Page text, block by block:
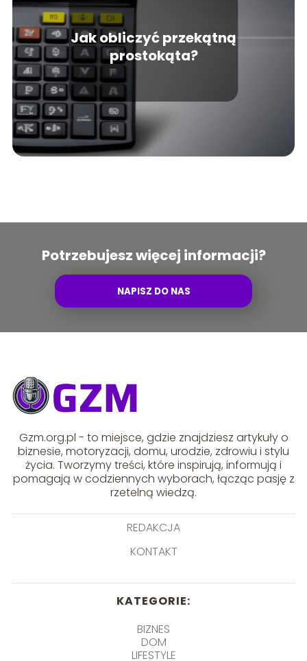
Jak obliczyć przekątną
prostokąta?
Potrzebujesz więcej informacji?
NAPISZ DO NAS
Gzm.org.pl - to miejsce, gdzie znajdziesz artykuły o
biznesie, motoryzacji, domu, urodzie, zdrowiu i stylu
życia. Tworzymy treści, które inspirują, informują i
pomagają w codziennych wyborach, łącząc pasję z
rzetelną wiedzą.
REDAKCJA
KONTAKT
KATEGORIE:
BIZNES
DOM
LIFESTYLE